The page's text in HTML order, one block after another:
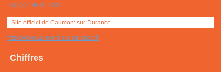
+(33) 04 90 01 20 21
Site officiel de Caumont-sur-Durance
http://www.caumont-sur-durance.fr
Chiffres